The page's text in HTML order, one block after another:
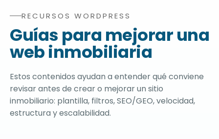
Recursos del blog relacionados con diseño web para
RECURSOS WORDPRESS
Guías para mejorar una
web inmobiliaria
Estos contenidos ayudan a entender qué conviene
revisar antes de crear o mejorar un sitio
inmobiliario: plantilla, filtros, SEO/GEO, velocidad,
estructura y escalabilidad.